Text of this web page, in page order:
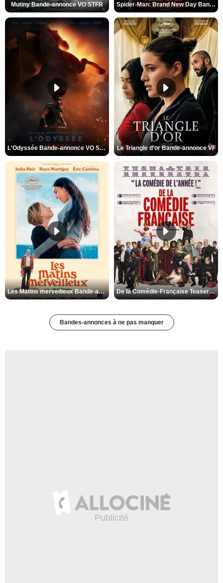
Mutiny Bande-annonce VO STFR Spider-Man: Brand New Day Bande-annonce VO STFR
L'Odyssée Bande-annonce VO STFR Le Triangle d'or Bande-annonce VF
Les Matins merveilleux Bande-annonce VF De la Comédie-Française Teaser VF
Bandes-annonces à ne pas manquer